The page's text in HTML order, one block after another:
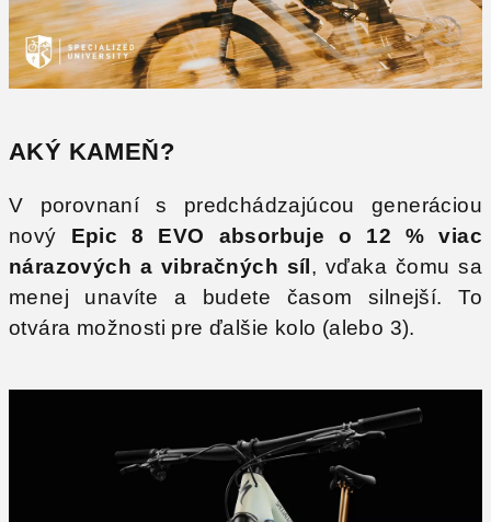
AKÝ KAMEŇ?
V porovnaní s predchádzajúcou generáciou
nový Epic 8 EVO absorbuje o 12 % viac
nárazových a vibračných síl , vďaka čomu sa
menej unavíte a budete časom silnejší. To
otvára možnosti pre ďalšie kolo (alebo 3).